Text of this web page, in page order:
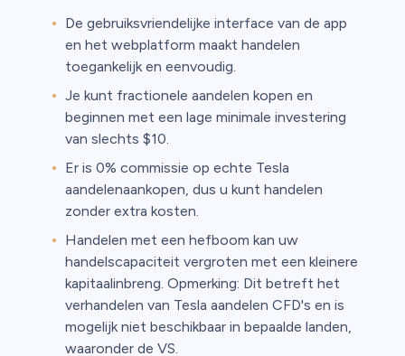
De gebruiksvriendelijke interface van de app
en het webplatform maakt handelen
toegankelijk en eenvoudig.
Je kunt fractionele aandelen kopen en
beginnen met een lage minimale investering
van slechts $10.
Er is 0% commissie op echte Tesla
aandelenaankopen, dus u kunt handelen
zonder extra kosten.
Handelen met een hefboom kan uw
handelscapaciteit vergroten met een kleinere
kapitaalinbreng. Opmerking: Dit betreft het
verhandelen van Tesla aandelen CFD's en is
mogelijk niet beschikbaar in bepaalde landen,
waaronder de VS.